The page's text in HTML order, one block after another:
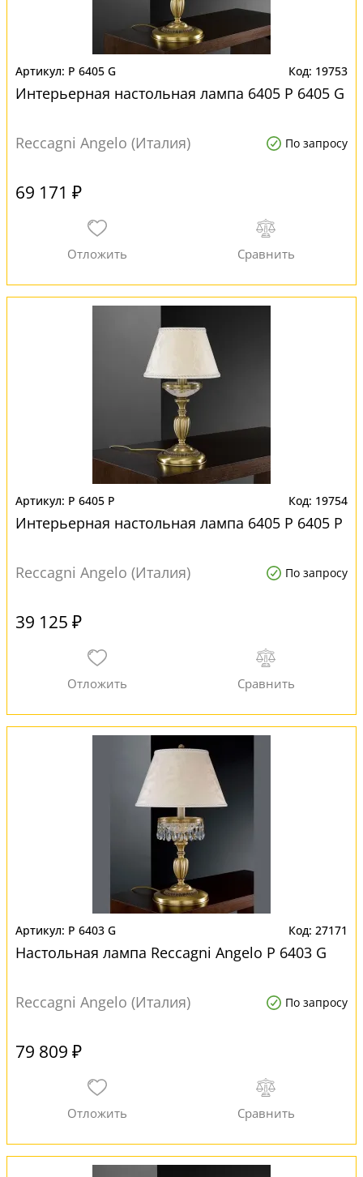
P 6405 G 19753
Интерьерная настольная лампа 6405 P 6405 G
Reccagni Angelo (Италия) По запросу
69 171 ₽
P 6405 P 19754
Интерьерная настольная лампа 6405 P 6405 P
Reccagni Angelo (Италия) По запросу
39 125 ₽
P 6403 G 27171
Настольная лампа Reccagni Angelo P 6403 G
Reccagni Angelo (Италия) По запросу
79 809 ₽